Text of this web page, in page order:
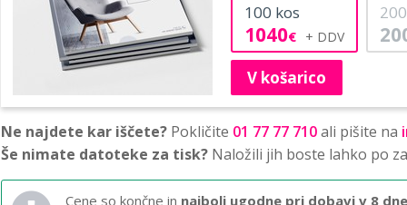
100 kos
1040€
200
V košarico
Ne najdete kar iščete? Pokličite 01 77 77 710ali pišite na
Še nimate datoteke za tisk? Naložili jih boste lahko po
Cene so končne in najbolj ugodne pri dobavi v 8